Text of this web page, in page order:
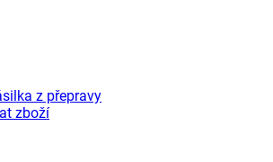
z přepravy
zboží